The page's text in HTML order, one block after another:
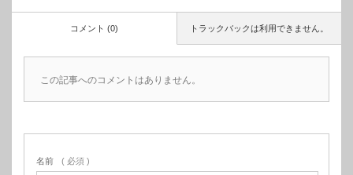
トラックバックは利用できません。
コメント (0)
この記事へのコメントはありません。
名前 ( 必須 )